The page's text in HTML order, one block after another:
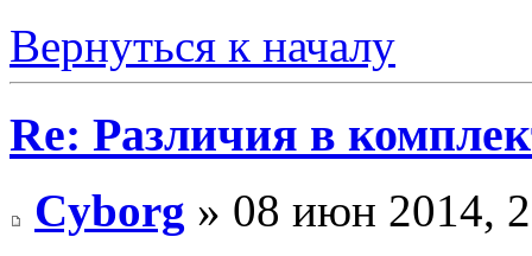
Вернуться к началу
Re: Различия в
Cyborg » 08 июн 2014,